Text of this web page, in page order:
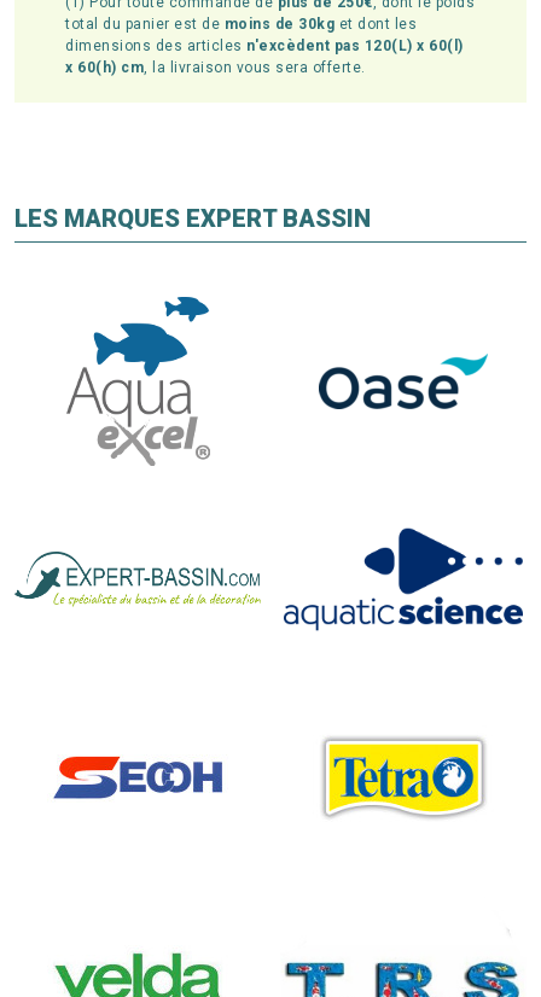
total du panier est de moins de 30kg et dont les
dimensions des articles n'excèdent pas 120(L) x 60(l)
x 60(h) cm, la livraison vous sera offerte.
LES MARQUES EXPERT BASSIN